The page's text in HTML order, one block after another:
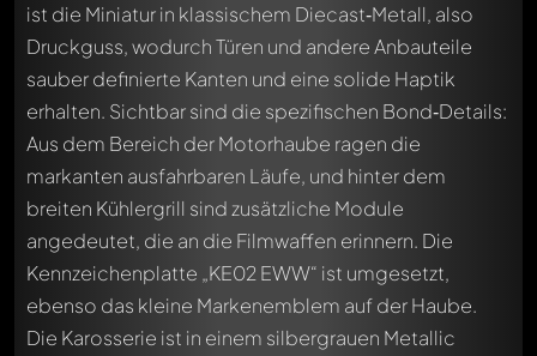
ist die Miniatur in klassischem Diecast‑Metall, also
Druckguss, wodurch Türen und andere Anbauteile
sauber definierte Kanten und eine solide Haptik
erhalten. Sichtbar sind die spezifischen Bond‑Details:
Aus dem Bereich der Motorhaube ragen die
markanten ausfahrbaren Läufe, und hinter dem
breiten Kühlergrill sind zusätzliche Module
angedeutet, die an die Filmwaffen erinnern. Die
Kennzeichenplatte „KE02 EWW“ ist umgesetzt,
ebenso das kleine Markenemblem auf der Haube.
Die Karosserie ist in einem silbergrauen Metallic